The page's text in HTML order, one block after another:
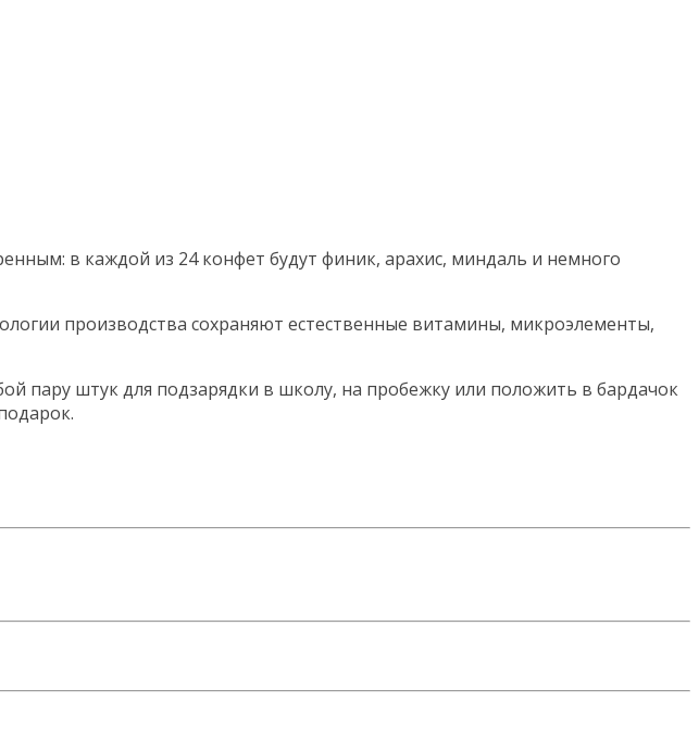
в каждой из 24 конфет будут финик, арахис, миндаль и немного
производства сохраняют естественные витамины, микроэлементы,
пару штук для подзарядки в школу, на пробежку или положить в бардачок